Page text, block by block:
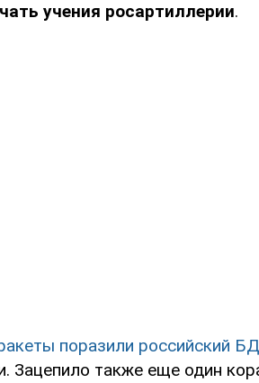
учения росартиллерии.
поразили российский
Зацепило также еще один